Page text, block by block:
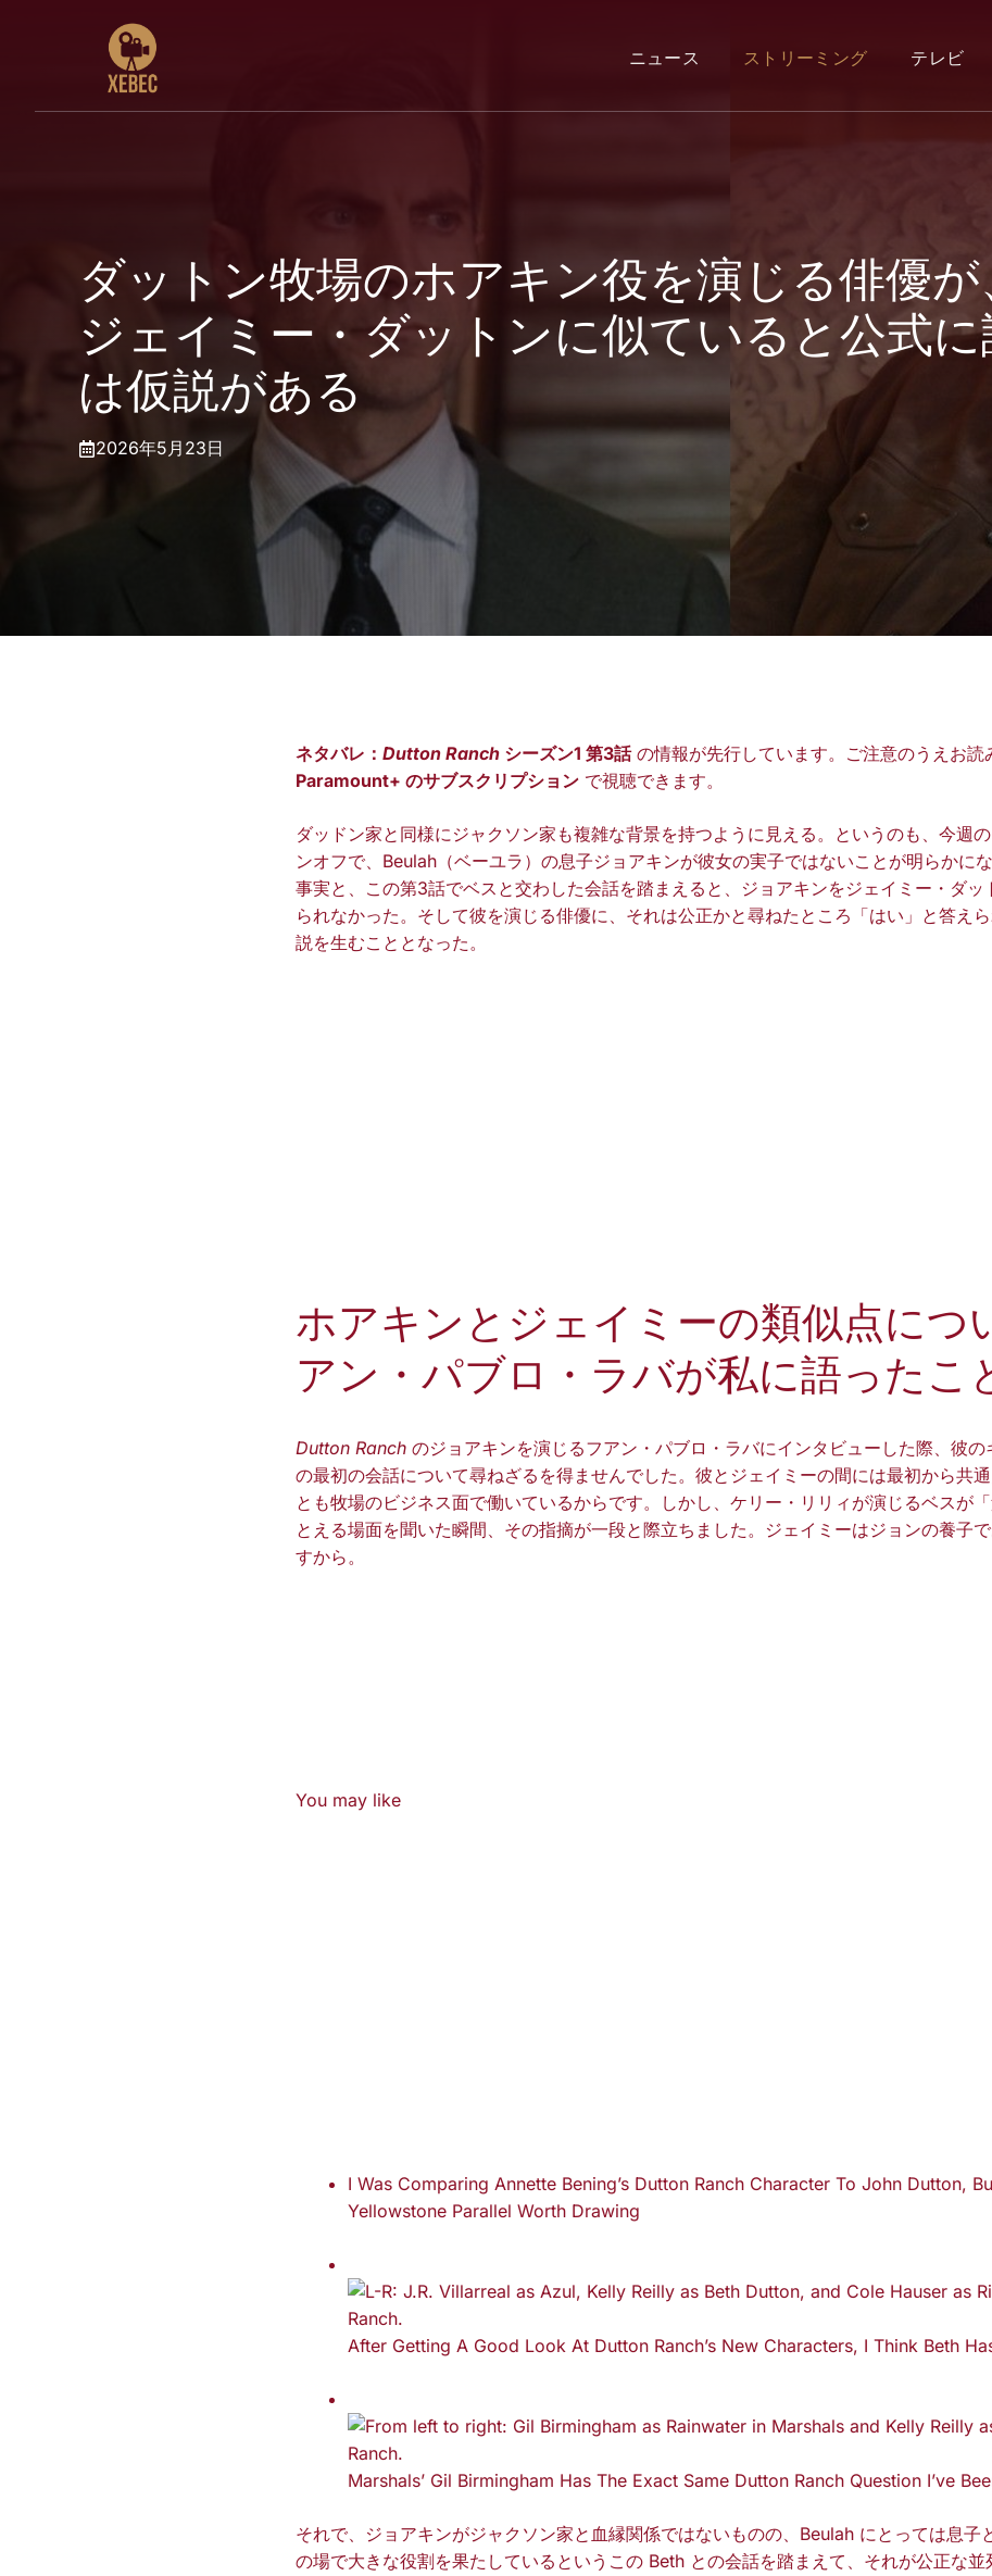
ニュース ストリーミング テレビ
ダットン牧場のホアキン役を演じる俳優
ジェイミー・ダットンに似ていると公式
は仮説がある
2026年5月23日
ネタバレ： Dutton Ranch シーズン1 第3話の情報が先行しています。ご注意のうえお読
Paramount+ のサブスクリプション で視聴できます。
ダッドン家と同様にジャクソン家も複雑な背景を持つように見える。というのも、今週の
ンオフで、Beulah（ベーユラ）の息子ジョアキンが彼女の実子ではないことが明らかに
事実と、この第3話でベスと交わした会話を踏まえると、ジョアキンをジェイミー・ダッ
られなかった。そして彼を演じる俳優に、それは公正かと尋ねたところ「はい」と答え
説を生むこととなった。
ホアキンとジェイミーの類似点につ
アン・パブロ・ラバが私に語ったこ
Dutton Ranch のジョアキンを演じるフアン・パブロ・ラバにインタビューした際、彼の
の最初の会話について尋ねざるを得ませんでした。彼とジェイミーの間には最初から共
とも牧場のビジネス面で働いているからです。しかし、ケリー・リリィが演じるベスが
とえる場面を聞いた瞬間、その指摘が一段と際立ちました。ジェイミーはジョンの養子
すから。
You may like
I Was Comparing Annette Bening’s Dutton Ranch Character To John Dutton,
Yellowstone Parallel Worth Drawing
After Getting A Good Look At Dutton Ranch’s New Characters, I Think Beth
Marshals’ Gil Birmingham Has The Exact Same Dutton Ranch Question I’ve
それで、ジョアキンがジャクソン家と血縁関係ではないものの、Beulah にとっては息子
の場で大きな役割を果たしているというこの Beth との会話を踏まえて、それが公正な